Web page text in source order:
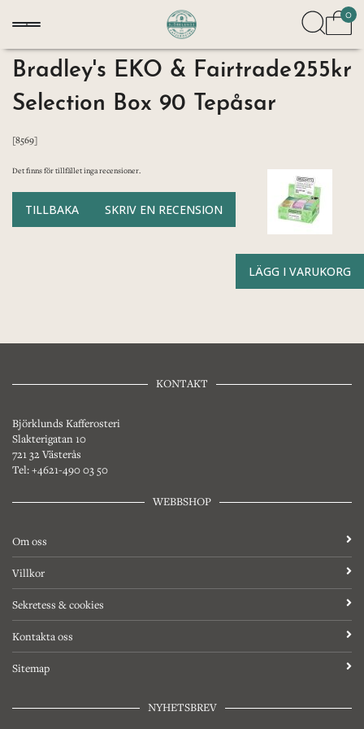
0
Bradley's EKO & Fairtrade
Selection Box 90 Tepåsar
[8569]
255kr
Det finns för tillfället inga recensioner.
TILLBAKA SKRIV EN RECENSION
LÄGG I VARUKORG
KONTAKT
Björklunds Kafferosteri
Slakterigatan 10
721 32 Västerås
Tel: +4621-490 03 50
WEBBSHOP
Om oss
Villkor
Sekretess & cookies
Kontakta oss
Sitemap
NYHETSBREV